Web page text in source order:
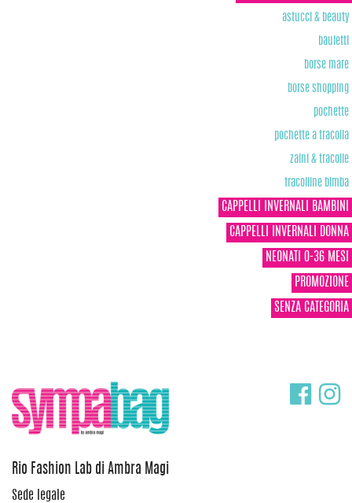
astucci & beauty
bauletti
borse mare
borse shopping
pochette
pochette a tracolla
zaini & tracolle
tracolline bimba
CAPPELLI INVERNALI BAMBINI
CAPPELLI INVERNALI DONNA
NEONATI 0-36 MESI
PROMOZIONE
SENZA CATEGORIA
Rio Fashion Lab di Ambra Magi
Sede legale